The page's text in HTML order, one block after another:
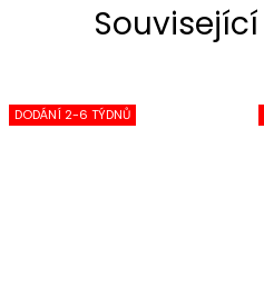
DODÁNÍ 2-6 TÝDNŮ